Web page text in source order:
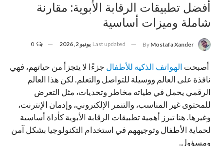
أفضل تطبيقات الرقابة الأبوية: مقارنة
شاملة وميزات أساسية
By Mostafa Xander
Last updated يونيو 2, 2026
أصبحت الهواتف الذكية للأطفال جزءًا لا يتجزأ من حياتهم، فهي
نافذة على العالم ووسيلة للتواصل والتعلم. لكن هذا العالم
الرقمي يحمل في طياته مخاطر وتحديات، مثل التعرض
للمحتوى غير المناسب، والتنمر الإلكتروني، وإدمان الإنترنت،
وغيرها. هنا تبرز أهمية تطبيقات الرقابة الأبوية كأداة أساسية
لحماية الأطفال وتوجيههم في استخدام التكنولوجيا بشكل آمن
ومسؤول.